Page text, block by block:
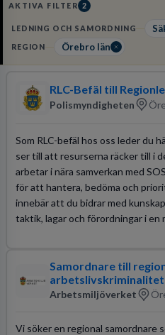
AKTIVA FILTER 2
LEDNING OCH SAMORDNING
REGION Örebro län
RLC-Befäl till
Polismyndigheten
Som RLC-befäl hos oss leder du
ser till att resurserna räcker till i
arbetar i nära samverkan med
för att hantera, bedöma och
innebär att du bidrar med
taktik, lagar och förordningar i en
Samordnare till
arbetslivskriminalitet
Arbetsmiljöverket
Vi söker en regional samordnare